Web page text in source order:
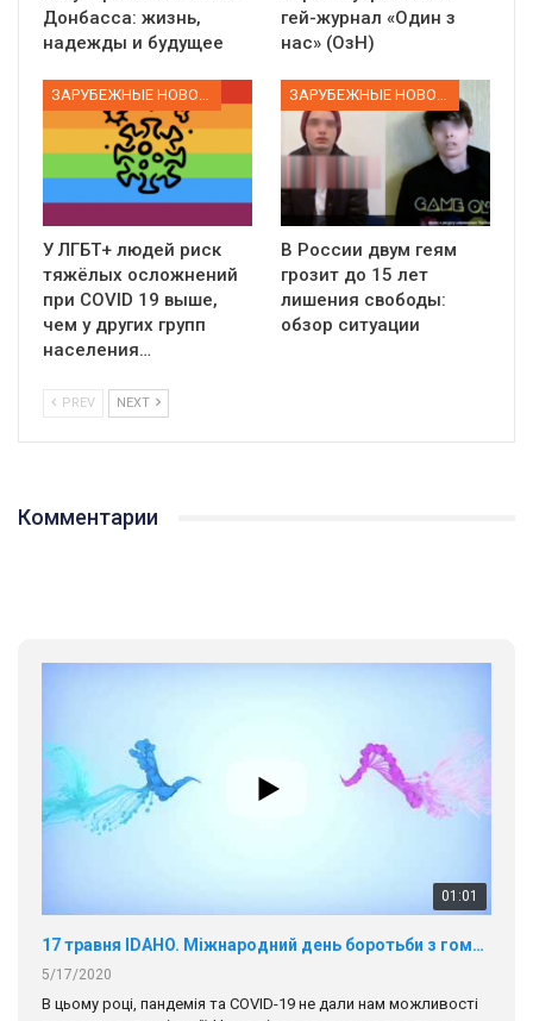
Донбасса: жизнь,
надежды и будущее
гей-журнал «Один з
нас» (ОзН)
У ЛГБТ+ людей риск
тяжёлых осложнений
при COVID 19 выше,
чем у других групп
населения…
В России двум геям
грозит до 15 лет
лишения свободы:
обзор ситуации
PREV NEXT
Комментарии
01:01
17 травня IDAHO. Міжнародний день боротьби з гомофобією трансфобією і біфобія.
5/17/2020
В цьому році, пандемія та COVІD-19 не дали нам можливості